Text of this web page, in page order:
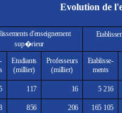
Evolution de
d'enseignement
sup�rieur
Etudiants
(millier)
Professeurs
(millier)
Etablisse-
ments
117 16 5 216
856 206 165 105